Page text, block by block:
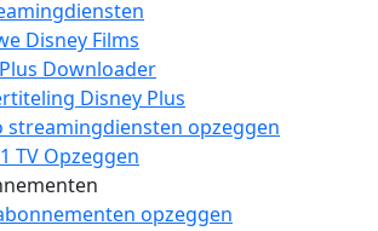
Disney Films
Downloader
Disney Plus
streamingdiensten opzeggen
TV Opzeggen
opzeggen